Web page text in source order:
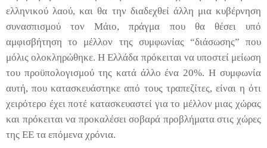
ελληνικού λαού, και θα την διαδεχθεί άλλη μια κυβέρνηση
συνασπισμού τον Μάιο, πράγμα που θα θέσει υπό
αμφισβήτηση το μέλλον της συμφωνίας “διάσωσης” που
μόλις ολοκληρώθηκε. Η Ελλάδα πρόκειται να υποστεί μείωση
του προϋπολογισμού της κατά άλλο ένα 20%. Η συμφωνία
αυτή, που κατασκευάστηκε από τους τραπεζίτες, είναι η ότι
χειρότερο έχει ποτέ κατασκευαστεί για το μέλλον μιας χώρας
και πρόκειται να προκαλέσει σοβαρά προβλήματα στις χώρες
της ΕΕ τα επόμενα χρόνια.